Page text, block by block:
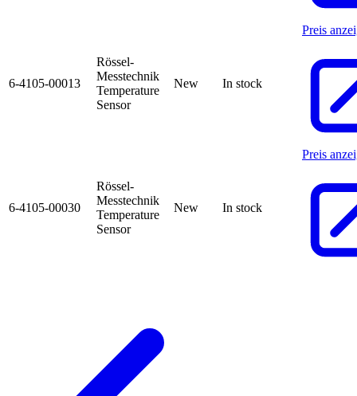
6-4105-00013
Rössel-
Messtechnik
Temperature
Sensor
New In stock
Preis
6-4105-00030
Rössel-
Messtechnik
Temperature
Sensor
New In stock
Preis